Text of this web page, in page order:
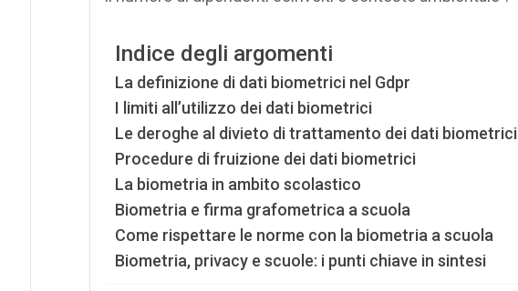
Indice degli argomenti
La definizione di dati biometrici nel Gdpr
I limiti all’utilizzo dei dati biometrici
Le deroghe al divieto di trattamento dei dati biometrici
Procedure di fruizione dei dati biometrici
La biometria in ambito scolastico
Biometria e firma grafometrica a scuola
Come rispettare le norme con la biometria a scuola
Biometria, privacy e scuole: i punti chiave in sintesi